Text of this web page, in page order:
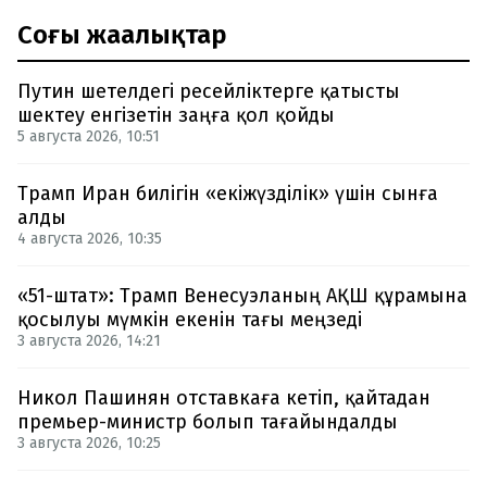
Соңғы жаңалықтар
Путин шетелдегі ресейліктерге қатысты
шектеу енгізетін заңға қол қойды
5 августа 2026, 10:51
Трамп Иран билігін «екіжүзділік» үшін сынға
алды
4 августа 2026, 10:35
«51-штат»: Трамп Венесуэланың АҚШ құрамына
қосылуы мүмкін екенін тағы меңзеді
3 августа 2026, 14:21
Никол Пашинян отставкаға кетіп, қайтадан
премьер-министр болып тағайындалды
3 августа 2026, 10:25